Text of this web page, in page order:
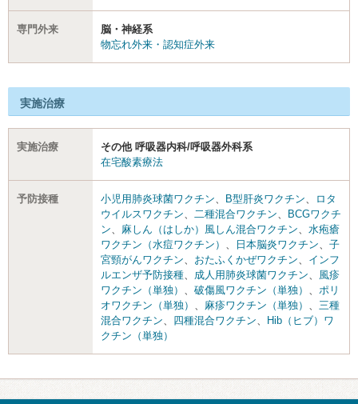
専門外来
脳・神経系
物忘れ外来・認知症外来
実施治療
実施治療
その他 呼吸器内科/呼吸器外科系
在宅酸素療法
予防接種 小児用肺炎球菌ワクチン B型肝炎ワクチン
ロタ
ウイルスワクチン
二種混合ワクチン
BCGワクチ
ン
麻しん（はしか）風しん混合ワクチン
水疱瘡
ワクチン（水痘ワクチン）
日本脳炎ワクチン
子
宮頸がんワクチン
おたふくかぜワクチン
インフ
ルエンザ予防接種
成人用肺炎球菌ワクチン
風疹
ワクチン（単独）
破傷風ワクチン（単独）
ポリ
オワクチン（単独）
麻疹ワクチン（単独）
三種
混合ワクチン
四種混合ワクチン
Hib（ヒブ）ワ
クチン（単独）